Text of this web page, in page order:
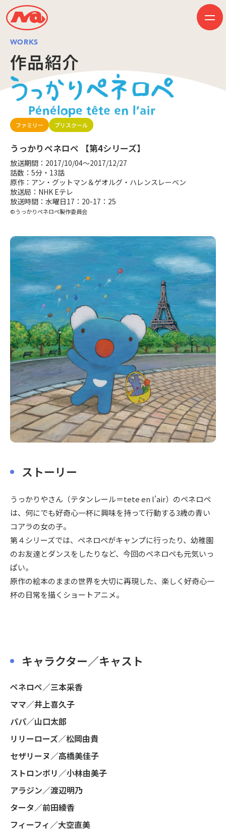
〒104-0061
東京都中央区銀座7丁目13番20号 銀座THビル5F
HOME
ニュース
ビジネス
作品紹介
会社案内
創業50周年記念ページ
音楽配信
採用情報
プレスリリース
お問い合わせ
WORKS
作品紹介
ファミリー プリスクール
うっかりペネロペ 【第4シリーズ】
放送期間：2017/10/04～2017/12/27
話数：5分・13話
原作：アン・グットマン＆ゲオルグ・ハレンスレーベン
放送局：NHK Eテレ
放送時間：水曜日17：20-17：25
©うっかりペネロペ製作委員会
ストーリー
うっかりやさん（テタンレール＝tete en l'air）のペネロペ
は、何にでも好奇心一杯に興味を持って行動する3歳の青い
コアラの女の子。
第４シリーズでは、ペネロペがキャンプに行ったり、幼稚園
のお友達とダンスをしたりなど、今回のペネロペも元気いっ
ぱい。
原作の絵本のままの世界を大切に再現した、楽しく好奇心一
杯の日常を描くショートアニメ。
キャラクター／キャスト
ペネロペ／三本采香
ママ／井上喜久子
パパ／山口太郎
リリーローズ／松岡由貴
セザリーヌ／高橋美佳子
ストロンボリ／小林由美子
アラジン／渡辺明乃
タータ／前田綾香
フィーフィ／大空直美